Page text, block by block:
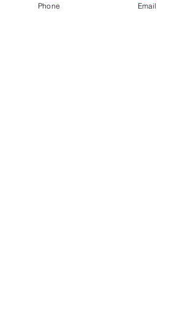
Phone Email